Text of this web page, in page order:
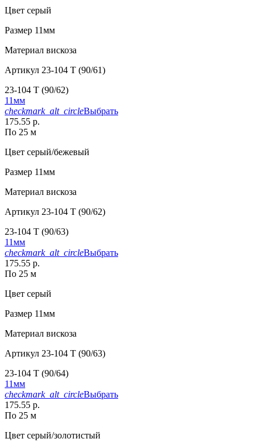
Цвет серый
Размер 11мм
Материал вискоза
Артикул 23-104 T (90/61)
23-104 T (90/62)
11мм
checkmark_alt_circleВыбрать
175.55 р.
По 25 м
Цвет серый/бежевый
Размер 11мм
Материал вискоза
Артикул 23-104 T (90/62)
23-104 T (90/63)
11мм
checkmark_alt_circleВыбрать
175.55 р.
По 25 м
Цвет серый
Размер 11мм
Материал вискоза
Артикул 23-104 T (90/63)
23-104 T (90/64)
11мм
checkmark_alt_circleВыбрать
175.55 р.
По 25 м
Цвет серый/золотистый